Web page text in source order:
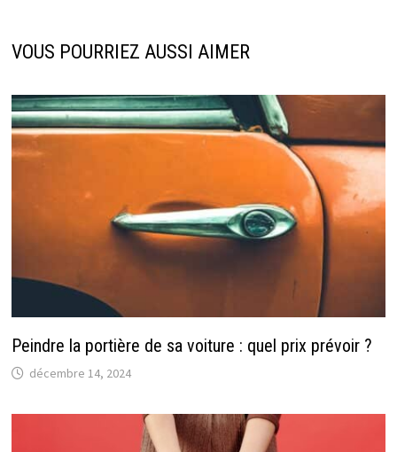
VOUS POURRIEZ AUSSI AIMER
Peindre la portière de sa voiture : quel prix prévoir ?
décembre 14, 2024